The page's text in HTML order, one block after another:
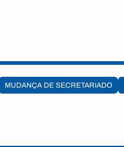
MUDANÇA DE SECRETARIADO